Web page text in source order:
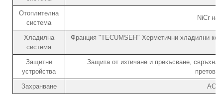
Отоплителна
система
NiCr
Хладилна
система
Франция "TECUMSEH" Херметични хладилни
Защитни
устройства
Защита от изтичане и прекъсване,
Захранване